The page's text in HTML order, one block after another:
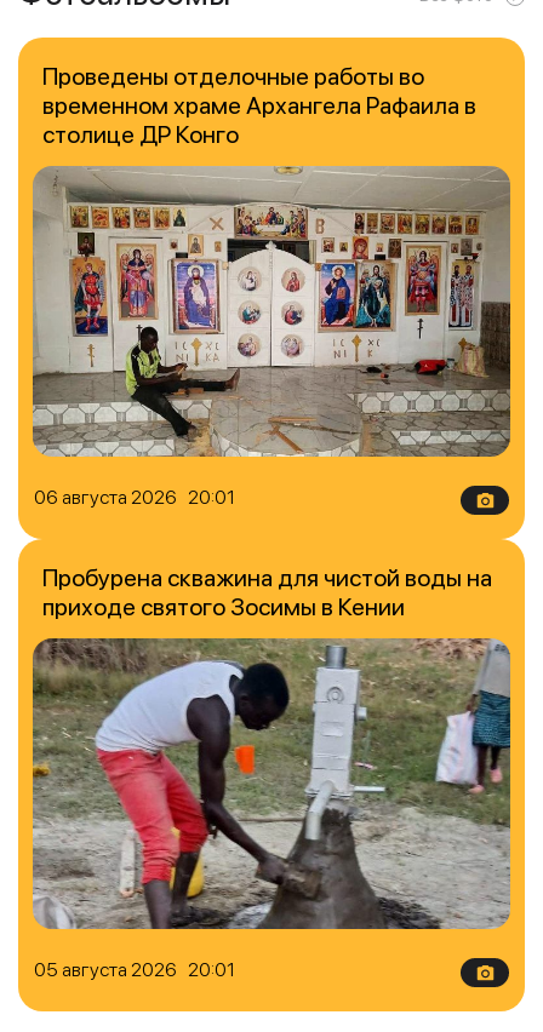
06 августа 2026 20:01
Проведены отделочные работы во
временном храме Архангела Рафаила в
столице ДР Конго
05 августа 2026 20:01
Пробурена скважина для чистой воды на
приходе святого Зосимы в Кении